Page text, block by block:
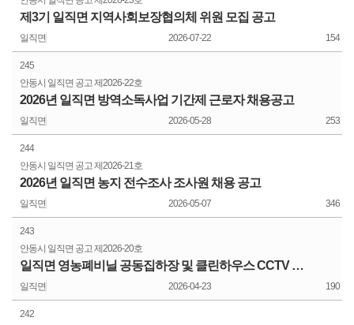
제3기 일직면 지역사회보장협의체 위원 모집 공고
일직면 2026-07-22 154
245
안동시 일직면 공고제2026-22호
2026년 일직면 방역소독사업 기간제 근로자 채용공고
일직면 2026-05-28 253
244
안동시 일직면 공고제2026-21호
2026년 일직면 농지 전수조사 조사원 채용 공고
일직면 2026-05-07 346
243
안동시 일직면 공고제2026-20호
일직면 영농폐비닐 공동집하장 및 클린하우스 CCTV 설치에 따른 행정예고
일직면 2026-04-23 190
242